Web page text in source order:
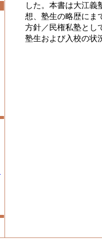
した。本書は大江義
想、塾生の略歴にま
方針／民権私塾とし
塾生および入校の状